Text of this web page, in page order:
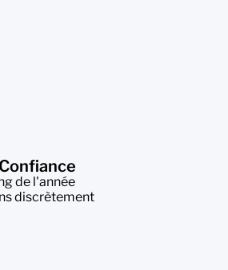
de l'année
discrètement